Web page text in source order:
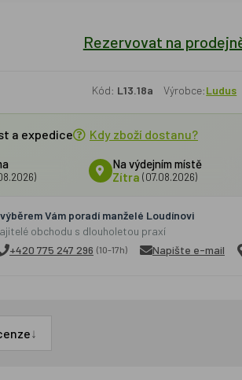
Rezervovat na
Kód: L13.18a Výrobce:Ludus
a expedice Kdy zboží dostanu?
Na výdejním místě
Zítra (07.08.2026)
Vám poradí manželé Loudínovi
obchodu s dlouholetou praxí
+420 775 247 296 (10-17h) Napište e-mail
↓